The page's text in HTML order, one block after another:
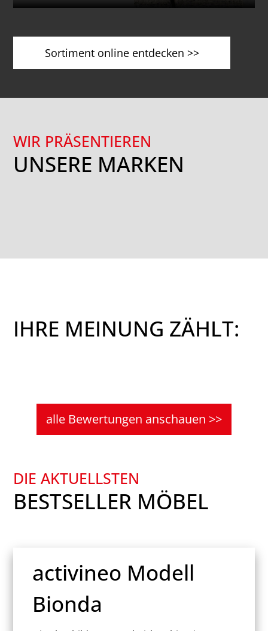
Sortiment online entdecken >>
WIR PRÄSENTIEREN
UNSERE MARKEN
IHRE MEINUNG ZÄHLT:
alle Bewertungen anschauen >>
DIE AKTUELLSTEN
BESTSELLER MÖBEL
activineo Modell
Bionda